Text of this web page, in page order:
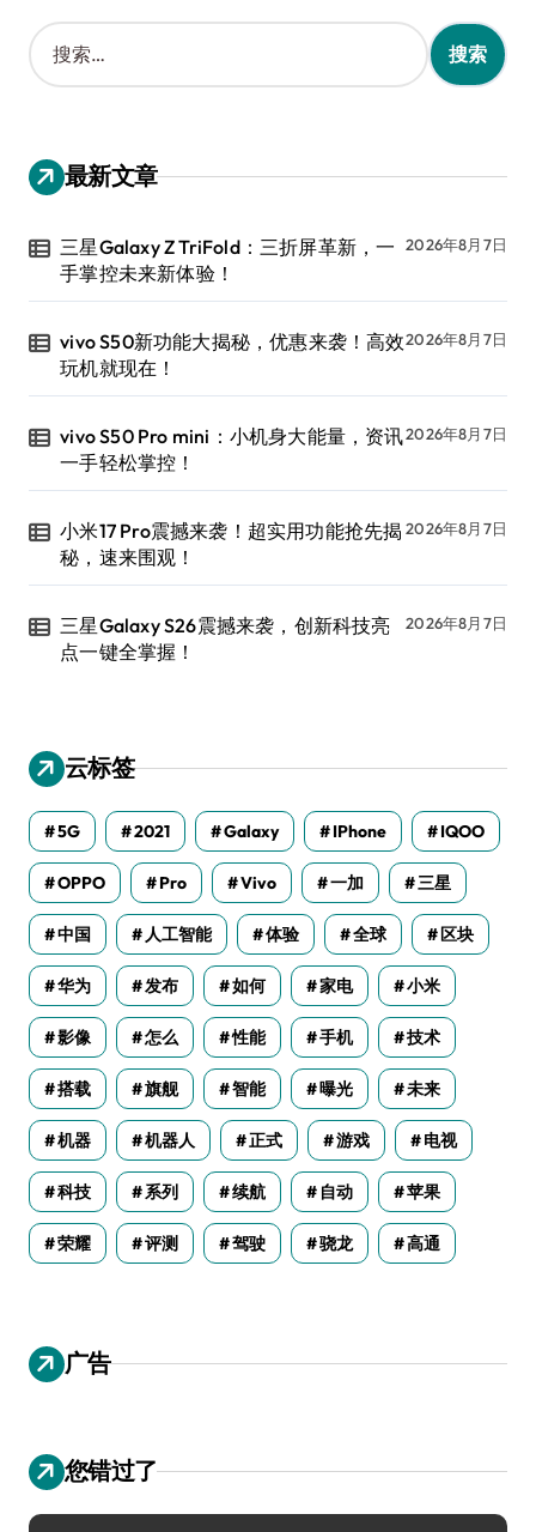
搜
索
：
最新文章
三星Galaxy Z TriFold：三折屏革新，一
手掌控未来新体验！
2026年8月7日
vivo S50新功能大揭秘，优惠来袭！高效
玩机就现在！
2026年8月7日
vivo S50 Pro mini：小机身大能量，资讯
一手轻松掌控！
2026年8月7日
小米17 Pro震撼来袭！超实用功能抢先揭
秘，速来围观！
2026年8月7日
三星Galaxy S26震撼来袭，创新科技亮
点一键全掌握！
2026年8月7日
云标签
5G 2021 Galaxy IPhone IQOO
OPPO Pro Vivo 一加 三星
中国 人工智能 体验 全球 区块
华为 发布 如何 家电 小米
影像 怎么 性能 手机 技术
搭载 旗舰 智能 曝光 未来
机器 机器人 正式 游戏 电视
科技 系列 续航 自动 苹果
荣耀 评测 驾驶 骁龙 高通
广告
您错过了